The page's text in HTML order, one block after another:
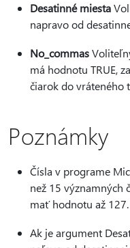
Desatinné miesta
napravo od
No_commas
má hodnotu TRUE,
čiarok do vráteného
Poznámky
Čísla v programe
než 15 významných
mať hodnotu až 127.
Ak je argument